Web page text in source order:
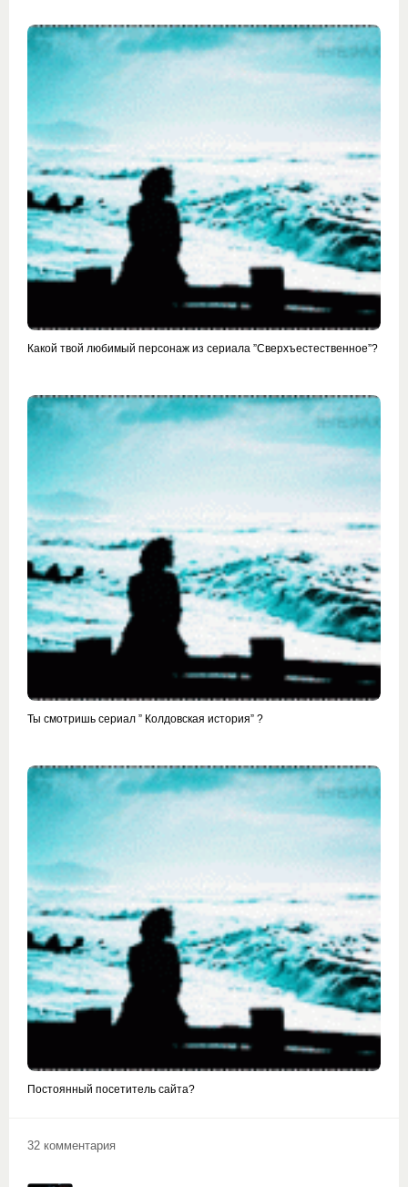
Какой твой любимый персонаж из сериала ”Сверхъестественное”?
Ты смотришь сериал ” Колдовская история” ?
Постоянный посетитель сайта?
32 комментария